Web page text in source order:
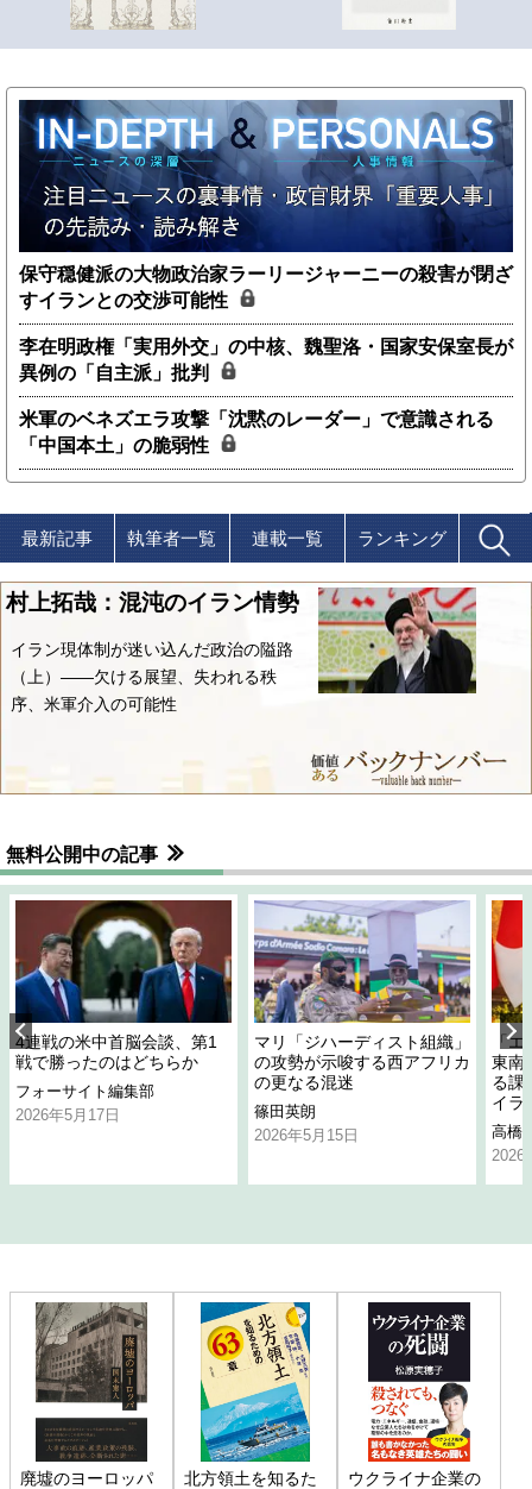
保守穏健派の大物政治家ラーリージャーニーの殺害が閉ざ
すイランとの交渉可能性
李在明政権「実用外交」の中核、魏聖洛・国家安保室長が
異例の「自主派」批判
米軍のベネズエラ攻撃「沈黙のレーダー」で意識される
「中国本土」の脆弱性
最新記事 執筆者一覧 連載一覧 ランキング
村上拓哉：混沌のイラン情勢
イラン現体制が迷い込んだ政治の隘路
（上）――欠ける展望、失われる秩
序、米軍介入の可能性
無料公開中の記事
4連戦の米中首脳会談、第1
戦で勝ったのはどちらか
フォーサイト編集部
2026年5月17日
マリ「ジハーディスト組織」
の攻勢が示唆する西アフリカ
の更なる混迷
篠田英朗
2026年5月15日
「
東南
る課
イラ
高橋
2026
廃墟のヨーロッパ
北方領土を知るた
ウクライナ企業の